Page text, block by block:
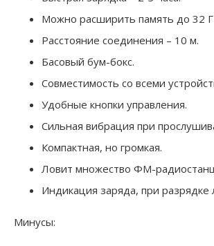
Можно расширить память до 32
Расстояние соединения – 10 м.
Басовый бум-бокс.
Совместимость со всеми
Удобные кнопки управления.
Сильная вибрация при
Компактная, но громкая.
Ловит множество ФМ-
Индикация заряда, при разрядке
Минусы: